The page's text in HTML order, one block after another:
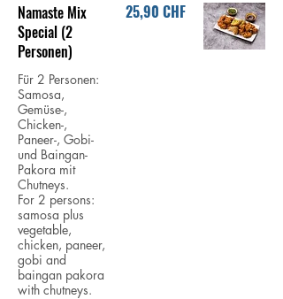
Namaste Mix
Special (2
Personen)
Für 2 Personen:
Samosa,
Gemüse-,
Chicken-,
Paneer-, Gobi-
und Baingan-
Pakora mit
Chutneys.
For 2 persons:
samosa plus
vegetable,
chicken, paneer,
gobi and
baingan pakora
with chutneys.
25,90 CHF